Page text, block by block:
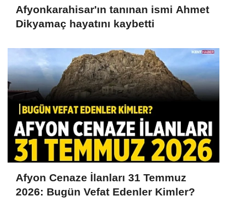
Afyonkarahisar'ın tanınan ismi Ahmet
Dikyamaç hayatını kaybetti
Afyon Cenaze İlanları 31 Temmuz
2026: Bugün Vefat Edenler Kimler?